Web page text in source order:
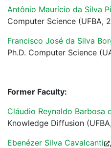
Antônio Maurício da Silva
Computer Science (UFBA,
Francisco José da Silva
Ph.D. Computer Science
Former Faculty:
Cláudio Reynaldo Barbosa
Knowledge Diffusion
Ebenézer Silva Cavalcanti